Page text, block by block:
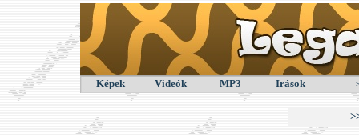
Képek Videók MP3 Irások